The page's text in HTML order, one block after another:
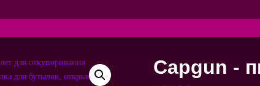
Capgun -